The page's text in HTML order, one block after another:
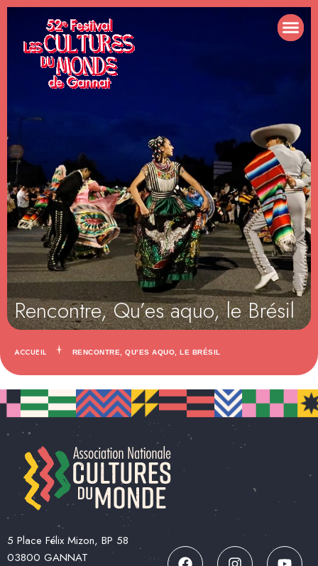
Rencontre, Qu’es aquo, le Brésil
ACCUEIL RENCONTRE, QU’ES AQUO, LE BRÉSIL
5 Place Félix Mizon, BP 58
03800 GANNAT